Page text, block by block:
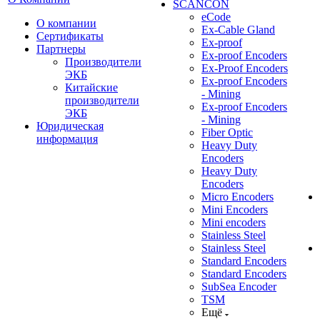
О компании
Сертификаты
Партнеры
Производители
ЭКБ
Китайские
производители
ЭКБ
Юридическая
информация
SCANCON
eCode
Ex-Cable Gland
Ex-proof
Ex-proof Encoders
Ex-Proof Encoders
Ex-proof Encoders
- Mining
Ex-proof Encoders
- Mining
Fiber Optic
Heavy Duty
Encoders
Heavy Duty
Encoders
Micro Encoders
Mini Encoders
Mini encoders
Stainless Steel
Stainless Steel
Standard Encoders
Standard Encoders
SubSea Encoder
TSM
Ещё